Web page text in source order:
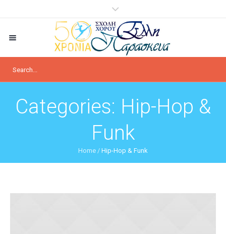
Categories: Hip-Hop &
Funk
Home / Hip-Hop & Funk